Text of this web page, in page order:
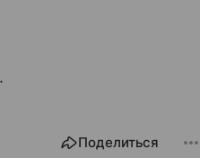
.
Поделиться